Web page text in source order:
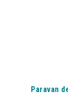
Paravan